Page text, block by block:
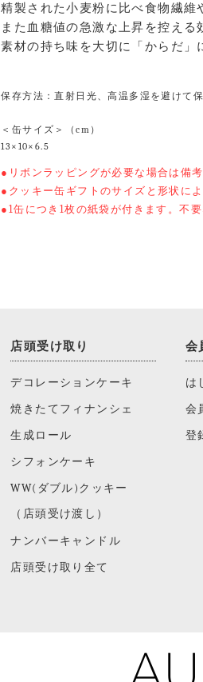
精製された小麦粉に比べ食物繊維
また血糖値の急激な上昇を控える
素材の持ち味を大切に「からだ」
保存方法：直射日光、高温多湿を避けて
＜缶サイズ＞（cm）
13×10×6.5
●リボンラッピングが必要な場合は備
●クッキー缶ギフトのサイズと形状に
●1缶につき1枚の紙袋が付きます。不
店頭受け取り
デコレーションケーキ
焼きたてフィナンシェ
生成ロール
シフォンケーキ
WW(ダブル)クッキー
（店頭受け渡し）
ナンバーキャンドル
店頭受け取り全て
会
は
会
登